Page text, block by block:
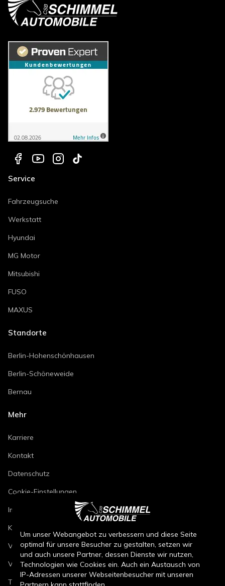
Service
Fahrzeugsuche
Werkstatt
Hyundai
MG Motor
Mitsubishi
FUSO
MAXUS
Standorte
Berlin-Hohenschönhausen
Berlin-Schöneweide
Bernau
Mehr
Karriere
Kontakt
Datenschutz
Cookie-Einstellungen
Impressum
Kfz-Reparaturbedingungen
Verkaufsbedingungen Neuwagen
Verkaufsbedingungen Gebrauchtwagen
Teileverkaufsbedingungen
Um unser Webangebot zu verbessern und diese Seite
optimal für unsere Besucher zu gestalten, setzen wir
und auch unsere Partner, dessen Dienste wir nutzen,
Technologien wie Cookies ein. Auch ein Austausch von
IP-Adressen unserer Webseitenbesucher mit unseren